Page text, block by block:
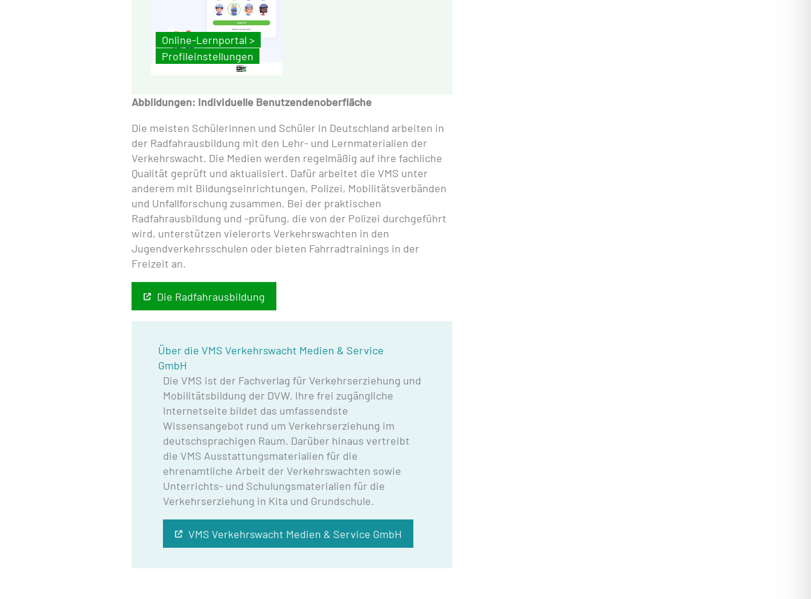
Online-Lernportal >
Profileinstellungen
Abbildungen: Individuelle Benutzendenoberfläche
Die meisten Schülerinnen und Schüler in Deutschland arbeiten in
der Radfahrausbildung mit den Lehr- und Lernmaterialien der
Verkehrswacht. Die Medien werden regelmäßig auf ihre fachliche
Qualität geprüft und aktualisiert. Dafür arbeitet die VMS unter
anderem mit Bildungseinrichtungen, Polizei, Mobilitätsverbänden
und Unfallforschung zusammen. Bei der praktischen
Radfahrausbildung und -prüfung, die von der Polizei durchgeführt
wird, unterstützen vielerorts Verkehrswachten in den
Jugendverkehrsschulen oder bieten Fahrradtrainings in der
Freizeit an.
Die Radfahrausbildung
Über die VMS Verkehrswacht Medien & Service
GmbH
Die VMS ist der Fachverlag für Verkehrserziehung und
Mobilitätsbildung der DVW. Ihre frei zugängliche
Internetseite bildet das umfassendste
Wissensangebot rund um Verkehrserziehung im
deutschsprachigen Raum. Darüber hinaus vertreibt
die VMS Ausstattungsmaterialien für die
ehrenamtliche Arbeit der Verkehrswachten sowie
Unterrichts- und Schulungsmaterialien für die
Verkehrserziehung in Kita und Grundschule.
VMS Verkehrswacht Medien & Service GmbH